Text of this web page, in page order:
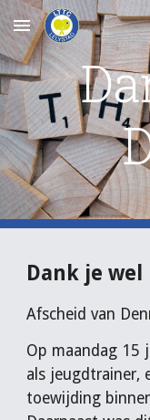
Skip to main content
Dank je wel
Afscheid van
Op maandag 15
als jeugdtrainer,
toewijding